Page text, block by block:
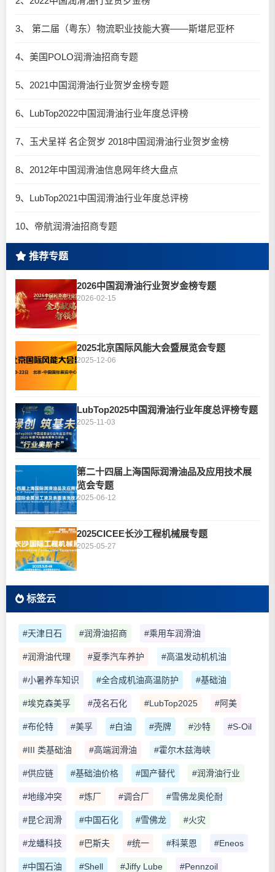
3、 第二届（粤东）物流职业技能大赛——斯堪尼亚杯
4、美国POLO润滑油招商专题
5、2021中国润滑油行业贺岁金榜专题
6、LubTop2022中国润滑油行业年度总评榜
7、玉犬呈祥 名企贺岁 2018中国润滑油行业贺岁金榜
8、2012年中国润滑油信息网年终大盘点
9、LubTop2021中国润滑油行业年度总评榜
10、帝航润滑油招商专题
推荐专题
2026中国润滑油行业贺岁金榜专题
2026-02-15
2025北京国际风能大会暨展览会专题
2025-12-06
LubTop2025中国润滑油行业年度总评榜专题
2025-11-03
第二十四届上海国际润滑油品及应用技术展
览会专题
2025-06-12
2025CICEE长沙工程机械展专题
2025-05-27
标签云
#天津日石 #润滑油招商 #乘用车润滑油
#润滑油代理 #夏季汽车养护 #高温发动机机油
#小暑养车知识 #全合成机油高温防护 #基础油
#埃克森美孚 #茂名石化 #LubTop2025 #阿美
#布伦特 #美孚 #白油 #壳牌 #沙特 #S-Oil
#III 类基础油 #高端润滑油 #霍尔木兹海峡
#供应链 #基础油价格 #国产替代 #润滑油行业
#地缘冲突 #炼厂 #调合厂 #雪佛龙奥伦耐
#昆仑润滑 #中国石化 #雪佛龙 #火灾
#龙蟠科技 #巴斯夫 #统一 #科莱恩 #Eneos
#中国石油 #Shell #Jiffy Lube #Pennzoil